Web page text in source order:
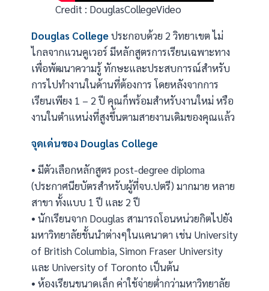
Credit : DouglasCollegeVideo
Douglas Collegeประกอบด้วย 2 วิทยาเขต ไม่
ไกลจากแวนคูเวอร์ มีหลักสูตรการเรียนเฉพาะทาง
เพื่อพัฒนาความรู้ ทักษะและประสบการณ์สำหรับ
การไปทำงานในด้านที่ต้องการ โดยหลังจากการ
เรียนเพียง 1 – 2 ปี คุณก็พร้อมสำหรับงานใหม่ หรือ
งานในตำแหน่งที่สูงขึ้นตามสายงานเดิมของคุณแล้ว
จุดเด่นของ Douglas College
• มีตัวเลือกหลักสูตร post-degree diploma
(ประกาศนียบัตรสำหรับผู้ที่จบ.ปตรี) มากมาย หลาย
สาขา ทั้งแบบ 1 ปี และ 2 ปี
• นักเรียนจาก Douglas สามารถโอนหน่วยกิตไปยัง
มหาวิทยาลัยชั้นนำต่างๆในแคนาดา เช่น University
of British Columbia, Simon Fraser University
และ University of Toronto เป็นต้น
• ห้องเรียนขนาดเล็ก ค่าใช้จ่ายต่ำกว่ามหาวิทยาลัย